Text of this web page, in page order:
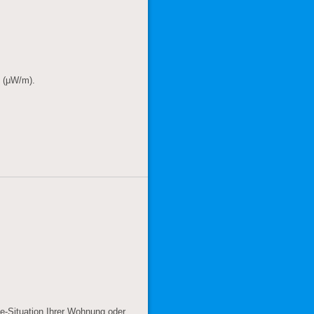
m).
Situation Ihrer Wohnung oder